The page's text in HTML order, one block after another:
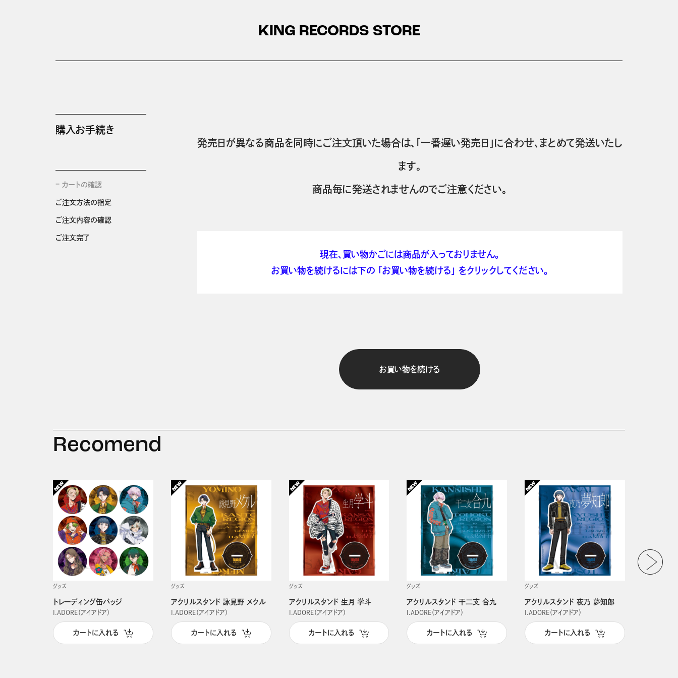
KING RECORDS STORE
購入お手続き
カートの確認
ご注文方法の指定
ご注文内容の確認
ご注文完了
発売日が異なる商品を同時にご注文頂いた場合は、「一番遅い発売日」に合わせ、まとめて発送いたし
ます。
商品毎に発送されませんのでご注意ください。
現在、買い物かごには商品が入っておりません。
お買い物を続けるには下の 「お買い物を続ける」 をクリックしてください。
お買い物を続ける
Recomend
グッズ
トレーディング缶バッジ
I.ADORE（アイアドア）
カートに入れる
グッズ
アクリルスタンド 詠見野 メクル
I.ADORE（アイアドア）
カートに入れる
グッズ
アクリルスタンド 生月 学斗
I.ADORE（アイアドア）
カートに入れる
グッズ
アクリルスタンド 干二支 合九
I.ADORE（アイアドア）
カートに入れる
グッズ
アクリルスタンド 夜乃 夢知郎
I.ADORE（アイアドア）
カートに入れる